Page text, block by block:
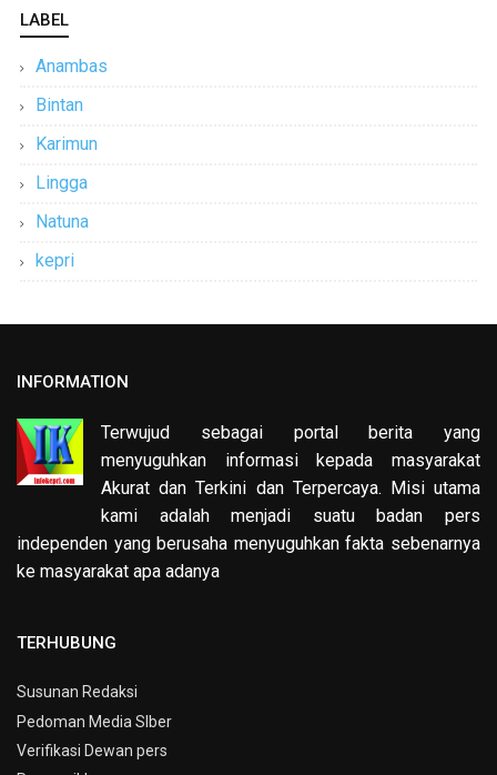
LABEL
Anambas
Bintan
Karimun
Lingga
Natuna
kepri
INFORMATION
Terwujud sebagai portal berita yang
menyuguhkan informasi kepada masyarakat
Akurat dan Terkini dan Terpercaya. Misi utama
kami adalah menjadi suatu badan pers
independen yang berusaha menyuguhkan fakta sebenarnya
ke masyarakat apa adanya
TERHUBUNG
Susunan Redaksi
Pedoman Media SIber
Verifikasi Dewan pers